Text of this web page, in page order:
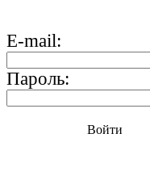
E-mail:
Пароль:
Войти